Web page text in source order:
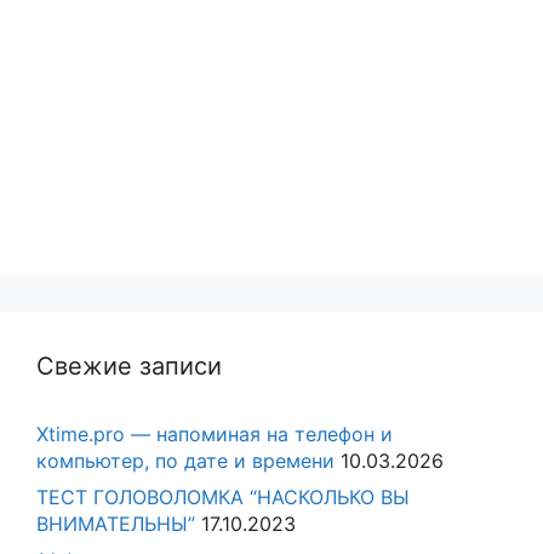
Свежие записи
Xtime.pro — напоминая на телефон и
компьютер, по дате и времени 10.03.2026
ТЕСТ ГОЛОВОЛОМКА “НАСКОЛЬКО ВЫ
ВНИМАТЕЛЬНЫ” 17.10.2023